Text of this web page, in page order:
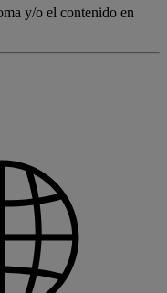
y/o el contenido en